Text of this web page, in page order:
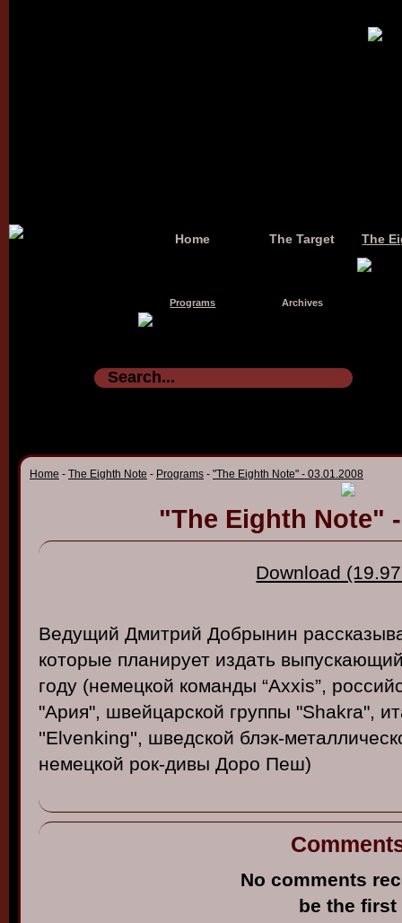
Home The Target The
Programs Archives
Home - The Eighth Note - Programs - "The Eighth Note" - 03.01.2008
"The Eighth Note"
Download
Ведущий Дмитрий Добрынин рассказы
которые планирует издать в
году (немецкой команды “Axxis”,
"Ария", швейцарской группы "Shakra",
''Elvenking'', шведской блэк-
немецкой рок-дивы Доро Пеш)
No comments
be the first